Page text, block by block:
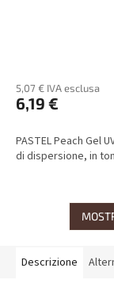
5,07 € IVA esclusa
6,19 €
PASTEL Peach Gel
di dispersione, in
Descrizione